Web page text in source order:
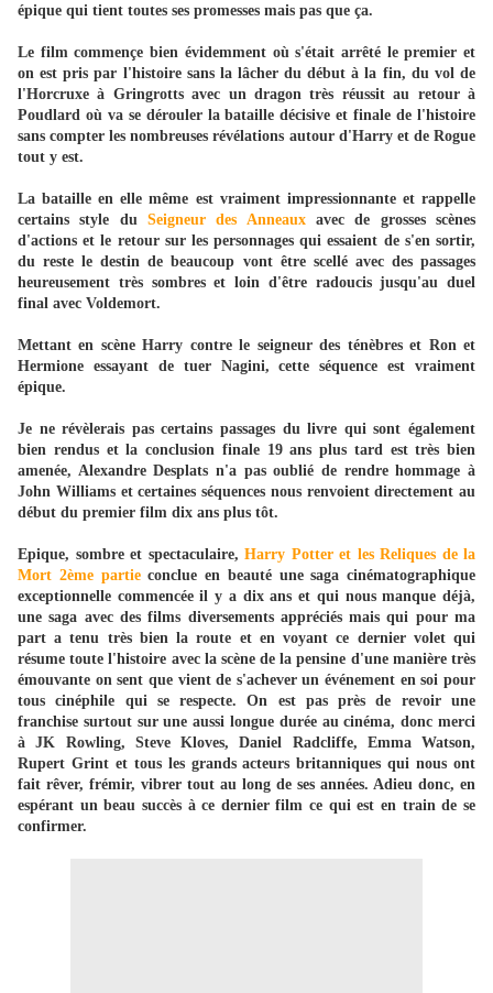
épique qui tient toutes ses promesses mais pas que ça.
Le film commençe bien évidemment où s'était arrêté le premier et
on est pris par l'histoire sans la lâcher du début à la fin, du vol de
l'Horcruxe à Gringrotts avec un dragon très réussit au retour à
Poudlard où va se dérouler la bataille décisive et finale de l'histoire
sans compter les nombreuses révélations autour d'Harry et de Rogue
tout y est.
La bataille en elle même est vraiment impressionnante et rappelle
certains style du Seigneur des Anneauxavec de grosses scènes
d'actions et le retour sur les personnages qui essaient de s'en sortir,
du reste le destin de beaucoup vont être scellé avec des passages
heureusement très sombres et loin d'être radoucis jusqu'au duel
final avec Voldemort.
Mettant en scène Harry contre le seigneur des ténèbres et Ron et
Hermione essayant de tuer Nagini, cette séquence est vraiment
épique.
Je ne révèlerais pas certains passages du livre qui sont également
bien rendus et la conclusion finale 19 ans plus tard est très bien
amenée, Alexandre Desplats n'a pas oublié de rendre hommage à
John Williams et certaines séquences nous renvoient directement au
début du premier film dix ans plus tôt.
Epique, sombre et spectaculaire, Harry Potter et les Reliques de la
Mort 2ème partieconclue en beauté une saga cinématographique
exceptionnelle commencée il y a dix ans et qui nous manque déjà,
une saga avec des films diversements appréciés mais qui pour ma
part a tenu très bien la route et en voyant ce dernier volet qui
résume toute l'histoire avec la scène de la pensine d'une manière très
émouvante on sent que vient de s'achever un événement en soi pour
tous cinéphile qui se respecte. On est pas près de revoir une
franchise surtout sur une aussi longue durée au cinéma, donc merci
à JK Rowling, Steve Kloves, Daniel Radcliffe, Emma Watson,
Rupert Grint et tous les grands acteurs britanniques qui nous ont
fait rêver, frémir, vibrer tout au long de ses années. Adieu donc, en
espérant un beau succès à ce dernier film ce qui est en train de se
confirmer.